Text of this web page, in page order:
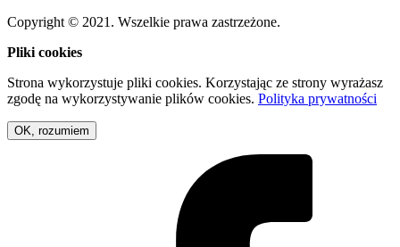
Copyright © 2021. Wszelkie prawa zastrzeżone.
Pliki cookies
Strona wykorzystuje pliki cookies. Korzystając ze strony wyrażasz
zgodę na wykorzystywanie plików cookies. Polityka prywatności
OK, rozumiem